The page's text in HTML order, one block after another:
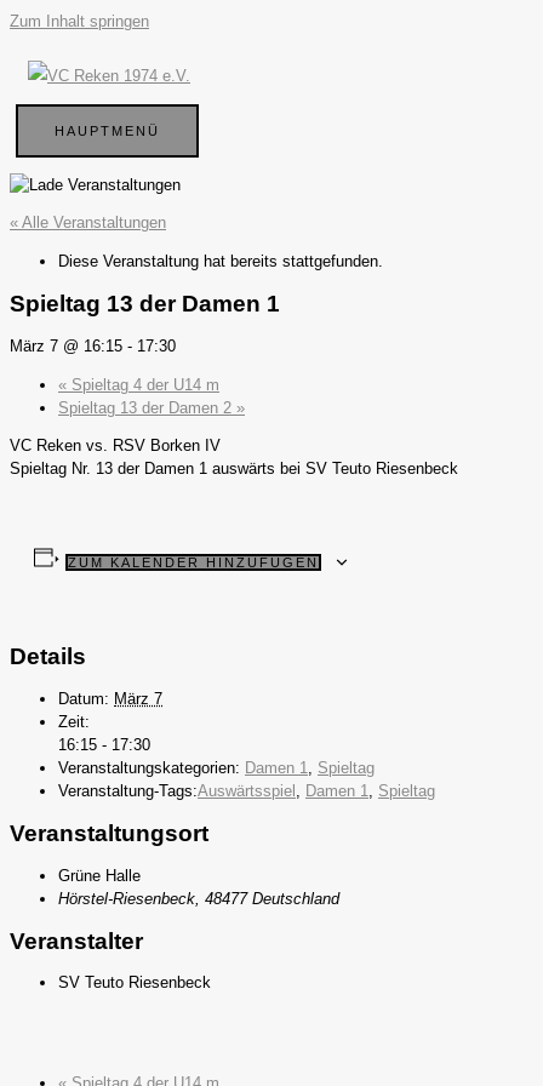
Zum Inhalt springen
HAUPTMENÜ
« Alle Veranstaltungen
Diese Veranstaltung hat bereits stattgefunden.
Spieltag 13 der Damen 1
März 7 @ 16:15 - 17:30
« Spieltag 4 der U14 m
Spieltag 13 der Damen 2 »
VC Reken vs. RSV Borken IV
Spieltag Nr. 13 der Damen 1 auswärts bei SV Teuto Riesenbeck
ZUM KALENDER HINZUFÜGEN
Details
Datum: März 7
Zeit:
16:15 - 17:30
Veranstaltungskategorien: Damen 1
Spieltag
Veranstaltung-Tags:Auswärtsspiel Damen 1 Spieltag
Veranstaltungsort
Grüne Halle
Hörstel-Riesenbeck 48477 Deutschland
Veranstalter
SV Teuto Riesenbeck